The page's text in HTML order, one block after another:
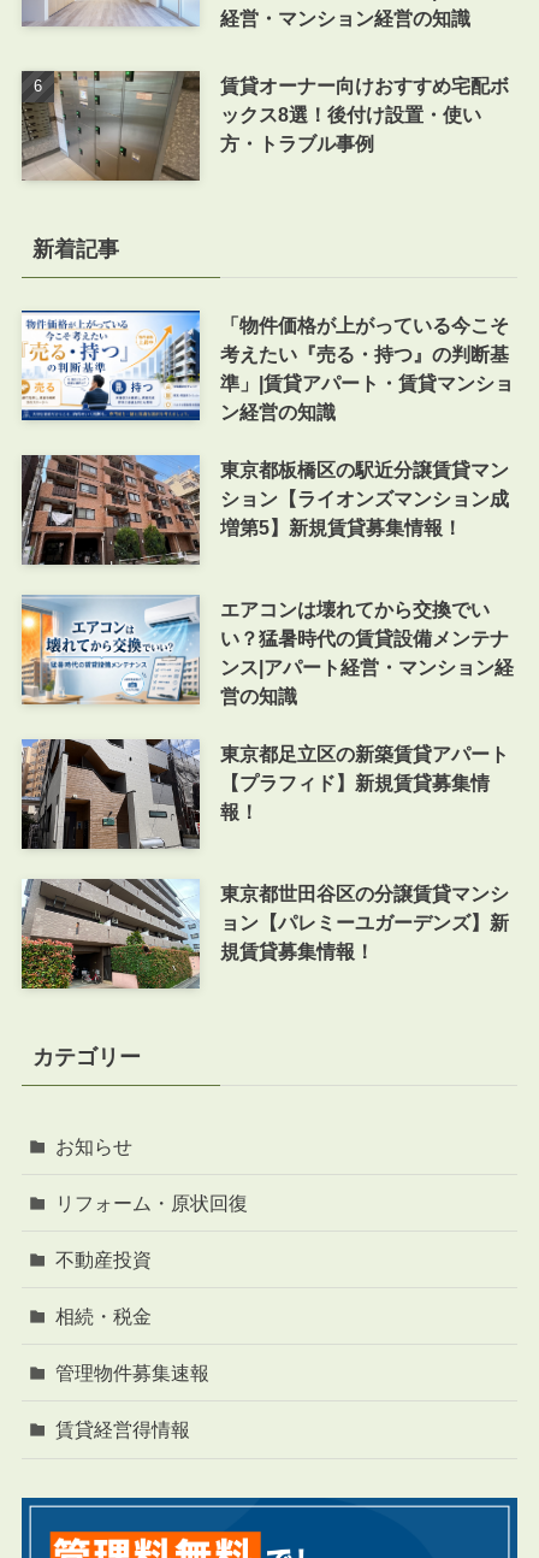
経営・マンション経営の知識
賃貸オーナー向けおすすめ宅配ボ
ックス8選！後付け設置・使い
方・トラブル事例
新着記事
「物件価格が上がっている今こそ
考えたい『売る・持つ』の判断基
準」|賃貸アパート・賃貸マンショ
ン経営の知識
東京都板橋区の駅近分譲賃貸マン
ション【ライオンズマンション成
増第5】新規賃貸募集情報！
エアコンは壊れてから交換でい
い？猛暑時代の賃貸設備メンテナ
ンス|アパート経営・マンション経
営の知識
東京都足立区の新築賃貸アパート
【プラフィド】新規賃貸募集情
報！
東京都世田谷区の分譲賃貸マンシ
ョン【パレミーユガーデンズ】新
規賃貸募集情報！
カテゴリー
お知らせ
リフォーム・原状回復
不動産投資
相続・税金
管理物件募集速報
賃貸経営得情報